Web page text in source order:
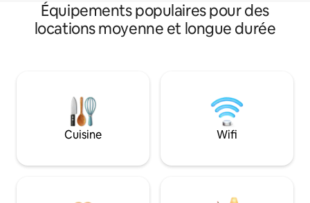
Équipements populaires pour des
locations moyenne et longue durée
Cuisine Wifi